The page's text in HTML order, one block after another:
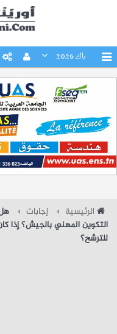
باك 2026
الرئيسية إجابات
التكوين المهني بالجيش؟ إذا
للترشح؟